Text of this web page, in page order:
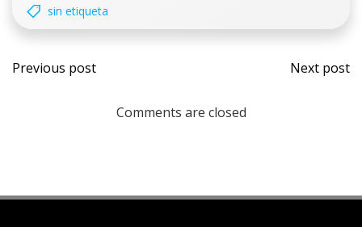
sin etiqueta
Previous post Next post
Comments are closed